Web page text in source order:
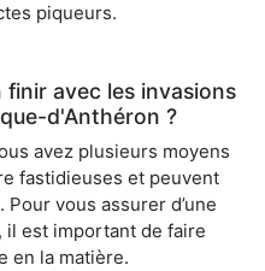
piqueurs.
finir avec les invasions
d'Anthéron ?
avez plusieurs moyens
fastidieuses et peuvent
vous assurer d’une
est important de faire
en la matière.